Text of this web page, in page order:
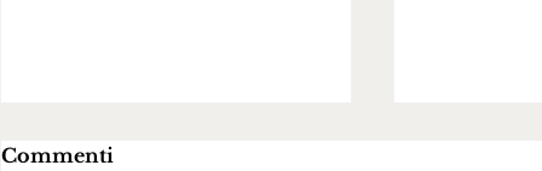
Commenti